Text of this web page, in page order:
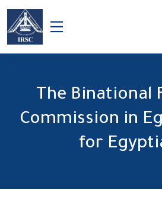
The Binational Fulbright Commission in
The Binational
Commission in
for